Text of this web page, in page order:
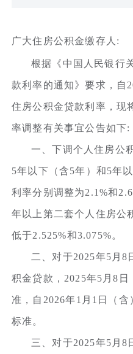
广大住房公积金缴存人:
根据《中国人民银行
款利率的通知》要求，自
住房公积金贷款利率，现
率调整有关事宜公告如下:
一、下调个人住房公
5年以下（含5年）和5年
利率分别调整为2.1%和
年以上第二套个人住房公
低于2.525%和3.075%。
二、对于2025年5月8
积金贷款，2025年5月8
准，自2026年1月1日（
标准。
三、对于2025年5月8